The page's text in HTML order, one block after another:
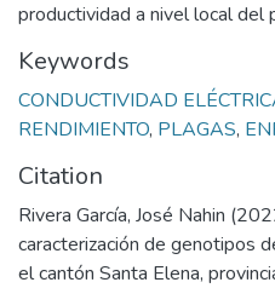
productividad a nivel local del
Keywords
CONDUCTIVIDAD
RENDIMIENTO, PLAGAS,
Citation
Rivera García, José Nahin
caracterización de genotipos
el cantón Santa Elena,